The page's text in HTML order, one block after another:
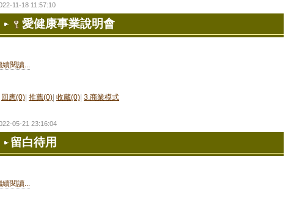
11-18 11:57:10
愛健康事業說明會
續閱讀...
回應(0)| 推薦(0)| 收藏(0)| 3.商業模式
05-21 23:16:04
留白待用
續閱讀...